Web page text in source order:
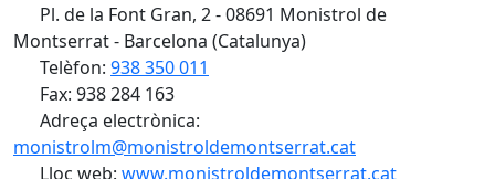
Pl. de la Font Gran, 2 - 08691 Monistrol de
Montserrat - Barcelona (Catalunya)
Telèfon: 938 350 011
Fax: 938 284 163
Adreça electrònica:
monistrolm@monistroldemontserrat.cat
Lloc web: www.monistroldemontserrat.cat